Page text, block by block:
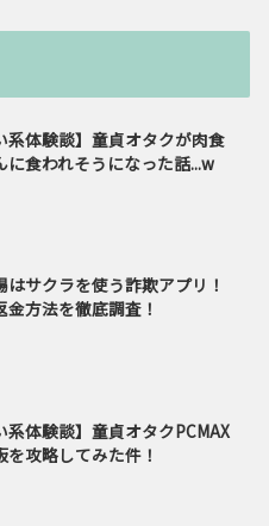
系体験談】童貞オタクが肉食
に食われそうになった話...w
はサクラを使う詐欺アプリ！
金方法を徹底調査！
系体験談】童貞オタクPCMAX
を攻略してみた件！